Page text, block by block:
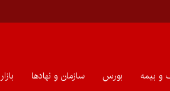
و بیمه بورس سازمان و نهادها بازار